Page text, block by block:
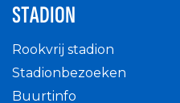
STADION
Rookvrij stadion
Stadionbezoeken
Buurtinfo